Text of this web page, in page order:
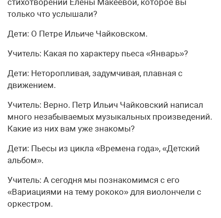
стихотворении Елены Макеевой, которое вы
только что услышали?
Дети: О Петре Ильиче Чайковском.
Учитель: Какая по характеру пьеса «Январь»?
Дети: Неторопливая, задумчивая, плавная с
движением.
Учитель: Верно. Петр Ильич Чайковский написал
много незабываемых музыкальных произведений.
Какие из них вам уже знакомы?
Дети: Пьесы из цикла «Времена года», «Детский
альбом».
Учитель: А сегодня мы познакомимся с его
«Вариациями на тему рококо» для виолончели с
оркестром.